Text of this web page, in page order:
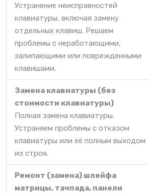
Устранение неисправностей
клавиатуры, включая замену
отдельных клавиш. Решаем
проблемы с неработающими,
залипающими или поврежденными
клавишами.
Замена клавиатуры (без
стоимости клавиатуры)
Полная замена клавиатуры.
Устраняем проблемы с отказом
клавиатуры или её полным выходом
из строя.
Ремонт (замена) шлейфа
матрицы, тачпада, панели